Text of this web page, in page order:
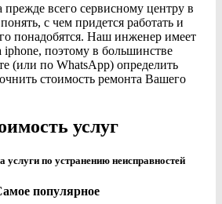
всего сервисному центру в
с чем придется работать и
понадобятся. Наш инженер имеет
поэтому в большинстве
(или по WhatsApp) определить
стоимость ремонта Вашего
услуг
услуги по устранению неисправностей
популярное